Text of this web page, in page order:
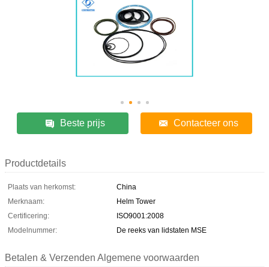
Beste prijs Contacteer ons
Productdetails
Plaats van herkomst:
China
Merknaam:
Helm Tower
Certificering:
ISO9001:2008
Modelnummer:
De reeks van lidstaten MSE
Betalen & Verzenden Algemene voorwaarden